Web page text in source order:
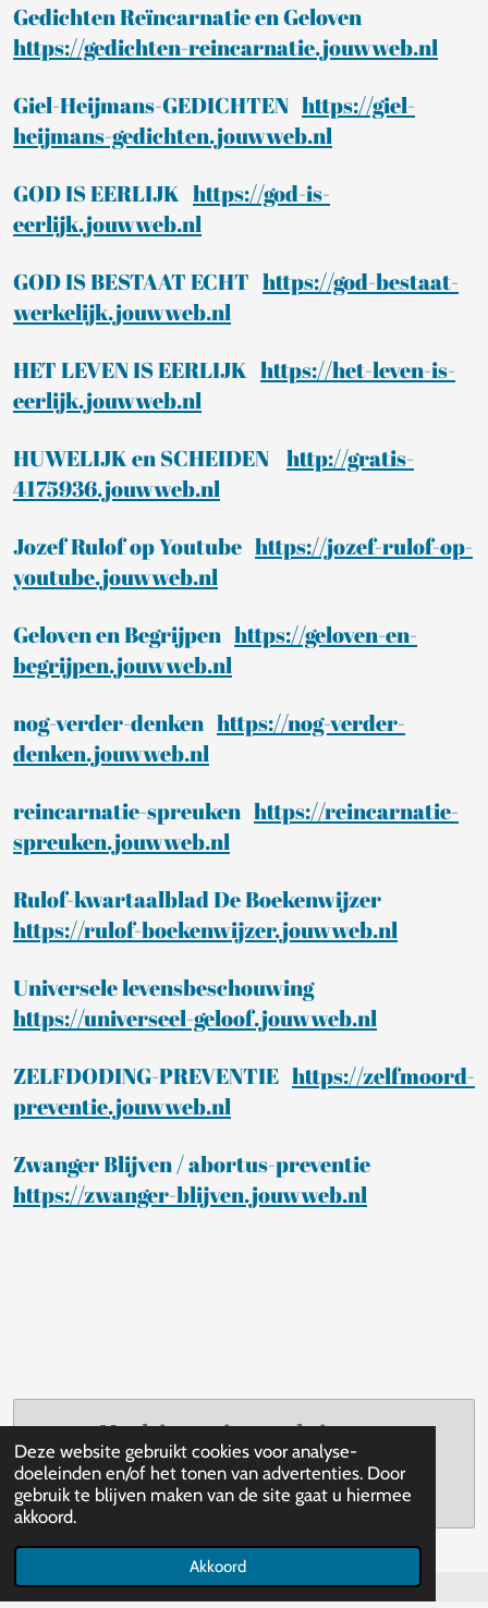
Deze website gebruikt cookies voor analyse-
doeleinden en/of het tonen van advertenties. Door
gebruik te blijven maken van de site gaat u hiermee
akkoord.
Akkoord
Gedichten Reïncarnatie en Geloven
https://gedichten-reincarnatie.jouwweb.nl
Giel-Heijmans-GEDICHTEN https://giel-
heijmans-gedichten.jouwweb.nl
GOD IS EERLIJK https://god-is-
eerlijk.jouwweb.nl
GOD IS BESTAAT ECHT https://god-bestaat-
werkelijk.jouwweb.nl
HET LEVEN IS EERLIJK https://het-leven-is-
eerlijk.jouwweb.nl
HUWELIJK en SCHEIDEN http://gratis-
4175936.jouwweb.nl
Jozef Rulof op Youtube https://jozef-rulof-op-
youtube.jouwweb.nl
Geloven en Begrijpen https://geloven-en-
begrijpen.jouwweb.nl
nog-verder-denken https://nog-verder-
denken.jouwweb.nl
reincarnatie-spreuken https://reincarnatie-
spreuken.jouwweb.nl
Rulof-kwartaalblad De Boekenwijzer
https://rulof-boekenwijzer.jouwweb.nl
Universele levensbeschouwing
https://universeel-geloof.jouwweb.nl
ZELFDODING-PREVENTIE https://zelfmoord-
preventie.jouwweb.nl
Zwanger Blijven / abortus-preventie
https://zwanger-blijven.jouwweb.nl
Maak jouw eigen website met
JouwWeb